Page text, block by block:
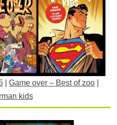
Game over – Best of zoo
kids